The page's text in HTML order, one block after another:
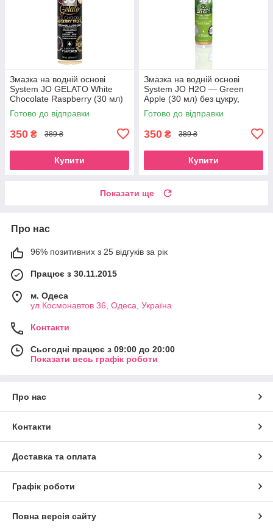
Змазка на водній основі
System JO GELATO White
Chocolate Raspberry (30 мл)
без цукру та парабенів
Готово до відправки
350 ₴ 389 ₴
Купити
Змазка на водній основі
System JO H2O — Green
Apple (30 мл) без цукру,
рослинний гліцерин
Готово до відправки
350 ₴ 389 ₴
Купити
Показати ще
Про нас
96% позитивних з 25 відгуків за рік
Працює з 30.11.2015
м. Одеса
ул.Космонавтов 36, Одеса, Україна
Контакти
Сьогодні працює з 09:00 до 20:00
Показати весь графік роботи
Про нас
Контакти
Доставка та оплата
Графік роботи
Повна версія сайту